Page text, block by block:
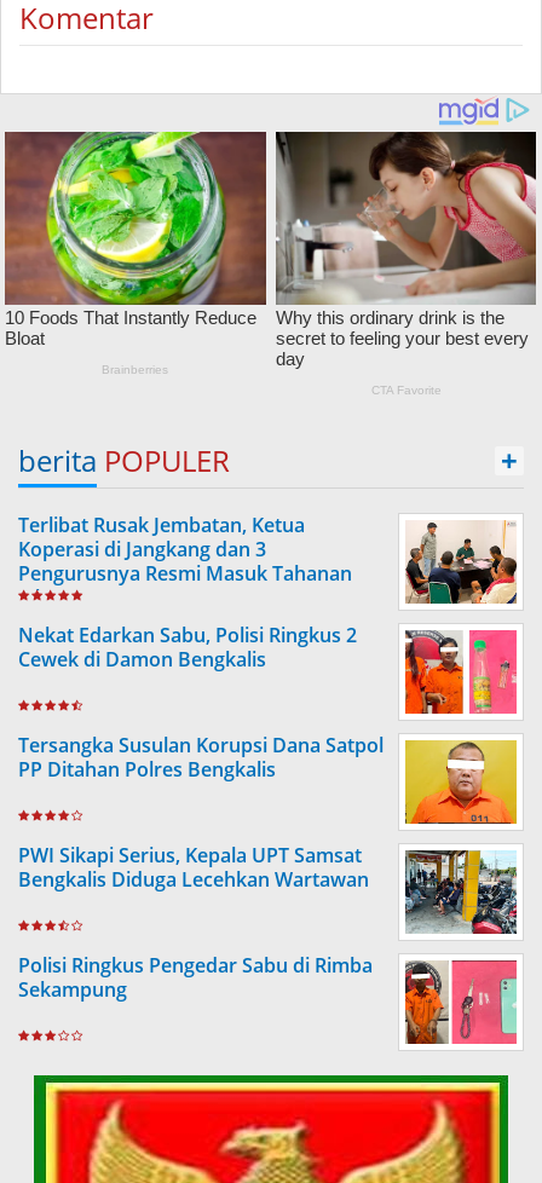
Komentar
berita POPULER +
Terlibat Rusak Jembatan, Ketua
Koperasi di Jangkang dan 3
Pengurusnya Resmi Masuk Tahanan
Jaksa
Nekat Edarkan Sabu, Polisi Ringkus 2
Cewek di Damon Bengkalis
Tersangka Susulan Korupsi Dana Satpol
PP Ditahan Polres Bengkalis
PWI Sikapi Serius, Kepala UPT Samsat
Bengkalis Diduga Lecehkan Wartawan
Polisi Ringkus Pengedar Sabu di Rimba
Sekampung